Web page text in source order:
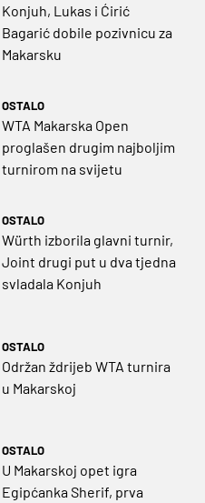
Konjuh, Lukas i Ćirić
Bagarić dobile pozivnicu za
Makarsku
OSTALO
WTA Makarska Open
proglašen drugim najboljim
turnirom na svijetu
OSTALO
Würth izborila glavni turnir,
Joint drugi put u dva tjedna
svladala Konjuh
OSTALO
Održan ždrijeb WTA turnira
u Makarskoj
OSTALO
U Makarskoj opet igra
Egipćanka Sherif, prva